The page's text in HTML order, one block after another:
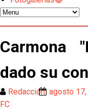
Odysseas
temporada pasada”
fichajes
Opinión | "Carta
García
Análisis I Quién es
Carmona
dado su
Redacción agosto
FC